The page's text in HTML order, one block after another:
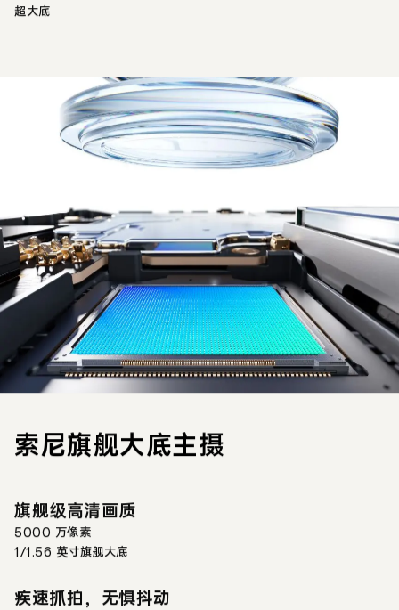
超大底
索尼旗舰大底主摄
旗舰级高清画质
5000 万像素
1/1.56 英寸旗舰大底
疾速抓拍，无惧抖动